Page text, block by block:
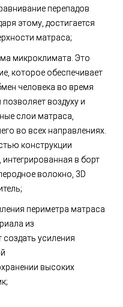
перепадов
этому, достигается
матраса;
микроклимата. Это
которое обеспечивает
человека во время
воздуху и
слои матраса,
во всех направлениях.
конструкции
в борт
волокно, 3D
периметра матраса
из
усиления
высоких